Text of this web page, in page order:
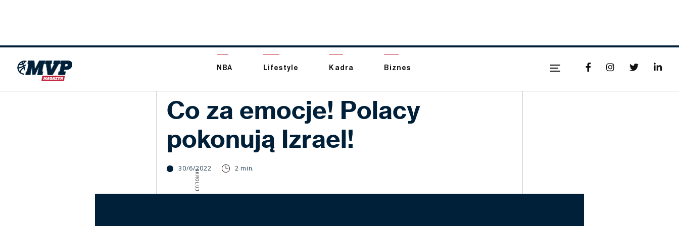
NBA Lifestyle Kadra Biznes    
Co za emocje! Polacy
pokonują Izrael!
30/6/2022 2 min.
SKROLUJ W DÓŁ